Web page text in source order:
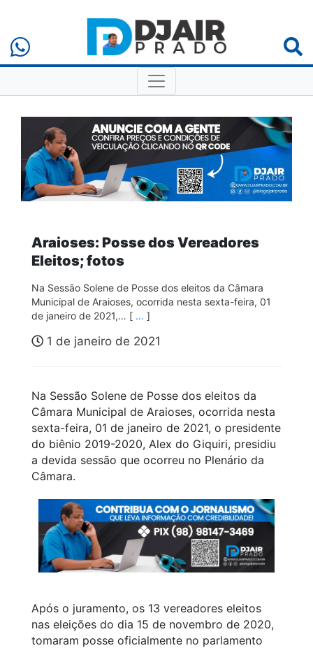
Araioses: Posse dos Vereadores
Eleitos; fotos
Na Sessão Solene de Posse dos eleitos da Câmara
Municipal de Araioses, ocorrida nesta sexta-feira, 01
de janeiro de 2021,… [ … ]
1 de janeiro de 2021
Na Sessão Solene de Posse dos eleitos da
Câmara Municipal de Araioses, ocorrida nesta
sexta-feira, 01 de janeiro de 2021, o presidente
do biênio 2019-2020, Alex do Giquiri, presidiu
a devida sessão que ocorreu no Plenário da
Câmara.
Após o juramento, os 13 vereadores eleitos
nas eleições do dia 15 de novembro de 2020,
tomaram posse oficialmente no parlamento